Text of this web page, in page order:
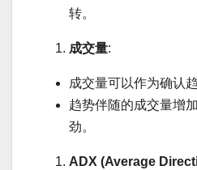
转。
成交量:
成交量可以作为确认
趋势伴随的成交量增
劲。
ADX (Average